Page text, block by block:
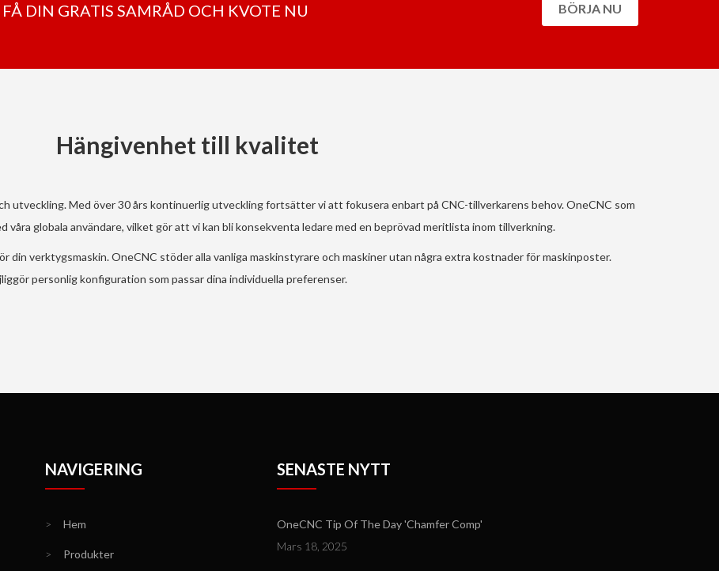
DIN GRATIS SAMRÅD OCH KVOTE NU BÖRJA NU
Hängivenhet till kvalitet
utveckling. Med över 30 års kontinuerlig utveckling fortsätter vi att fokusera enbart på CNC-tillverkarens behov. OneCNC som
globala användare, vilket gör att vi kan bli konsekventa ledare med en beprövad meritlista inom tillverkning.
verktygsmaskin. OneCNC stöder alla vanliga maskinstyrare och maskiner utan några extra kostnader för maskinposter.
personlig konfiguration som passar dina individuella preferenser.
NAVIGERING
> Hem
> Produkter
SENASTE NYTT
OneCNC Tip Of The Day 'Chamfer Comp'
Mars 18, 2025